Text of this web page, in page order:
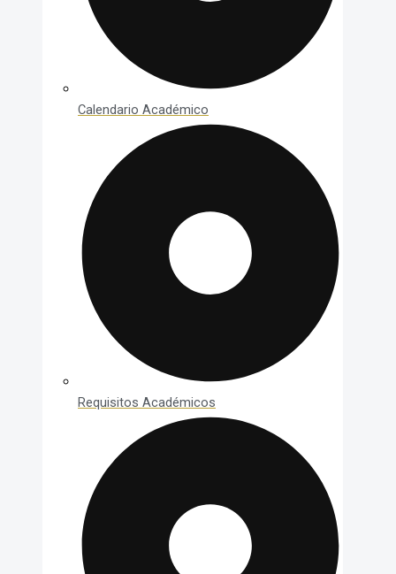
Calendario Académico
Requisitos Académicos